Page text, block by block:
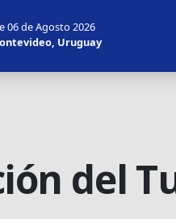
06 de Agosto 2026
Uruguay
del